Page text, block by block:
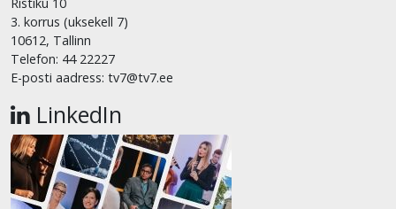
3. korrus (uksekell 7)
10612, Tallinn
Telefon: 44 22227
E-posti aadress: tv7@tv7.ee
LinkedIn